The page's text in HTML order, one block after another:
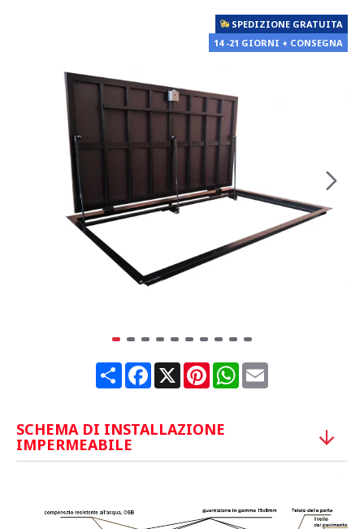
SPEDIZIONE GRATUITA
14 -21 GIORNI + CONSEGNA
ShareFacebook
X PinterestWhatsApp
Email
SCHEMA DI INSTALLAZIONE
IMPERMEABILE